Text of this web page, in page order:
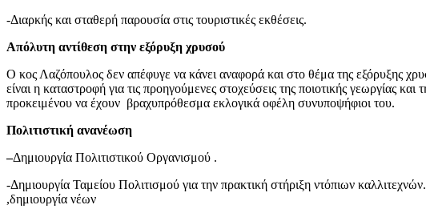
-Διαρκής και σταθερή παρουσία στις τουριστικές εκθέσεις.
Απόλυτη αντίθεση στην εξόρυξη χρυσού
Ο κος Λαζόπουλος δεν απέφυγε να κάνει αναφορά και στο θέμα της εξόρυξης
είναι η καταστροφή για τις προηγούμενες στοχεύσεις της ποιοτικής γεωργίας
προκειμένου να έχουν βραχυπρόθεσμα εκλογικά οφέλη συνυποψήφιοι του.
Πολιτιστική ανανέωση
–Δημιουργία Πολιτιστικού Οργανισμού .
-Δημιουργία Ταμείου Πολιτισμού για την πρακτική
,δημιουργία νέων